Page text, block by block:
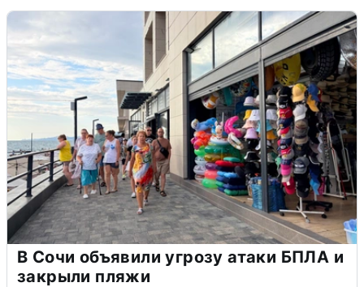
В Сочи объявили угрозу атаки БПЛА и
закрыли пляжи